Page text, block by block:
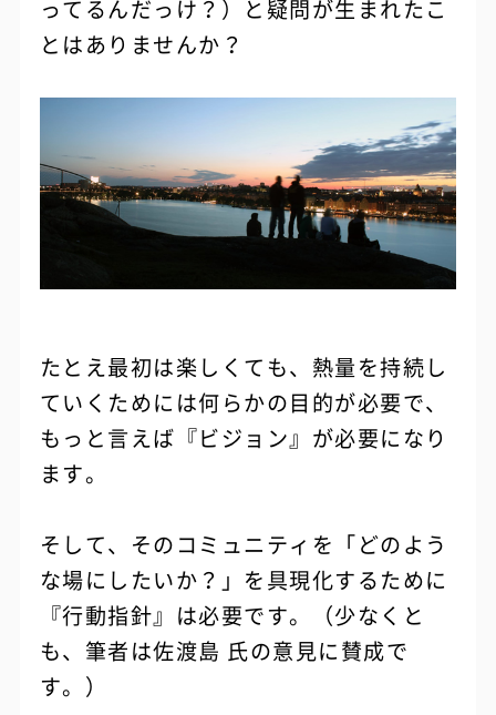
ってるんだっけ？）と疑問が生まれたこ
とはありませんか？
たとえ最初は楽しくても、熱量を持続し
ていくためには何らかの目的が必要で、
もっと言えば『ビジョン』が必要になり
ます。
そして、そのコミュニティを「どのよう
な場にしたいか？」を具現化するために
『行動指針』は必要です。（少なくと
も、筆者は佐渡島 氏の意見に賛成で
す。）